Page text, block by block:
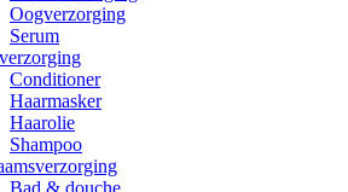
Oogverzorging
Serum
Conditioner
Haarmasker
Haarolie
Shampoo
Bad & douche